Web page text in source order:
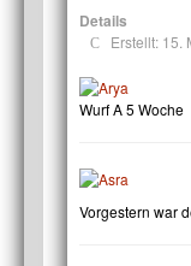
Details
Erstellt: 15.
Wurf A 5 Woche
Vorgestern war